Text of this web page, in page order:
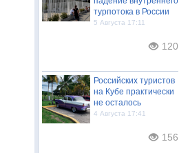
турпотока в России
5 Августа 17:11
120
Российских туристов
на Кубе практически
не осталось
4 Августа 17:41
156